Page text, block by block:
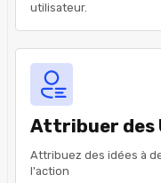
utilisateur.
Attribuer des
Attribuez des idées à
l'action